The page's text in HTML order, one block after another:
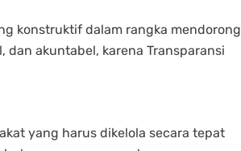
konstruktif dalam rangka mendorong
akuntabel, karena Transparansi
yang harus dikelola secara tepat